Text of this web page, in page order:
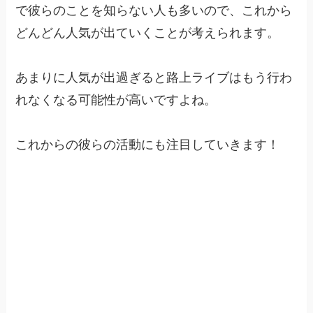
で彼らのことを知らない人も多いので、これから
どんどん人気が出ていくことが考えられます。
あまりに人気が出過ぎると路上ライブはもう行わ
れなくなる可能性が高いですよね。
これからの彼らの活動にも注目していきます！